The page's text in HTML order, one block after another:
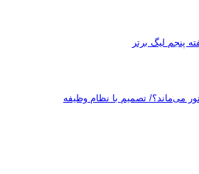
پنجم لیگ برتر
می‌ماند؟/ تصمیم با نظام وظیفه